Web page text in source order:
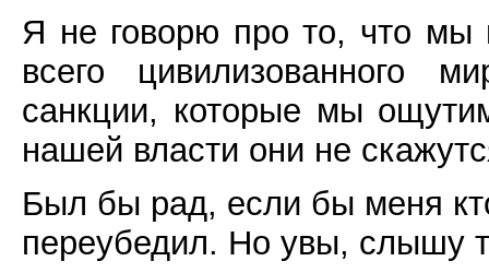
Я не говорю про то, что мы
всего цивилизованного
санкции, которые мы
нашей власти они не
Был бы рад, если бы меня
переубедил. Но увы, слышу